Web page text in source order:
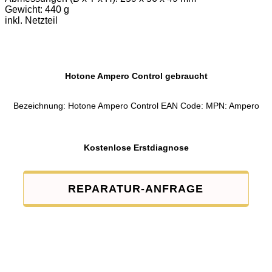
Gewicht: 440 g
inkl. Netzteil
Hotone Ampero Control gebraucht
Bezeichnung: Hotone Ampero Control EAN Code: MPN: Ampero
Kostenlose Erstdiagnose
REPARATUR-ANFRAGE